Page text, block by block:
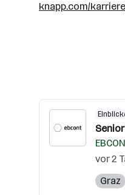
knapp.com/karriere
vor 2
Graz